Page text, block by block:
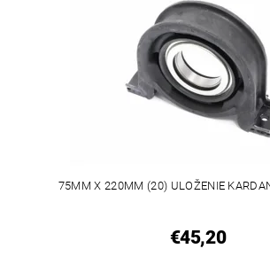
75MM X 220MM (20) ULOŽENIE
€45,20